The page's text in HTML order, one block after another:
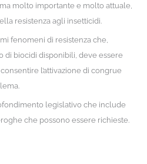
molto importante e molto attuale,
resistenza agli insetticidi.
fenomeni di resistenza che,
di biocidi disponibili, deve essere
l’attivazione di congrue
legislativo che include
che possono essere richieste.